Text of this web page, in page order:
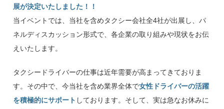
展が決定いたしました！！
当イベントでは、当社を含めタクシー会社全4社が出展し、パ
ネルディスカッション形式で、各企業の取り組みや現状をお伝
えいたします。
タクシードライバーの仕事は近年需要が高まってきておりま
す。その中で、今当社を含め業界全体で女性ドライバーの活躍
を積極的にサポート しております。そして、実は急なお休みに